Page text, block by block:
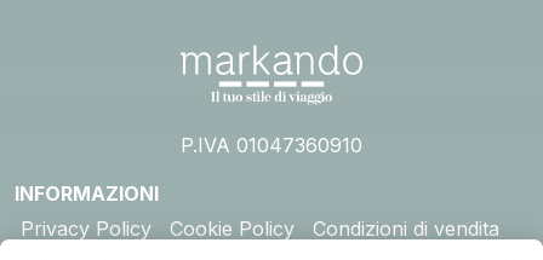
P.IVA 01047360910
INFORMAZIONI
Privacy Policy
Cookie Policy Condizioni di vendita